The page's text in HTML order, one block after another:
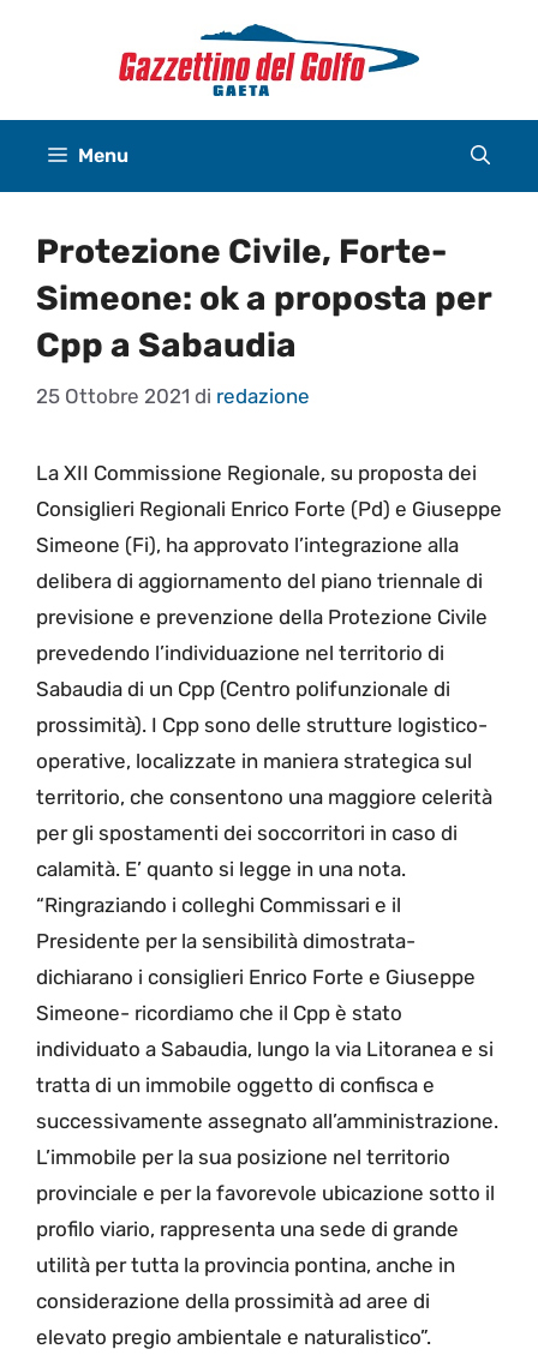
Menu
Protezione Civile, Forte-
Simeone: ok a proposta per
Cpp a Sabaudia
25 Ottobre 2021 di redazione
La XII Commissione Regionale, su proposta dei
Consiglieri Regionali Enrico Forte (Pd) e Giuseppe
Simeone (Fi), ha approvato l’integrazione alla
delibera di aggiornamento del piano triennale di
previsione e prevenzione della Protezione Civile
prevedendo l’individuazione nel territorio di
Sabaudia di un Cpp (Centro polifunzionale di
prossimità). I Cpp sono delle strutture logistico-
operative, localizzate in maniera strategica sul
territorio, che consentono una maggiore celerità
per gli spostamenti dei soccorritori in caso di
calamità. E’ quanto si legge in una nota.
“Ringraziando i colleghi Commissari e il
Presidente per la sensibilità dimostrata-
dichiarano i consiglieri Enrico Forte e Giuseppe
Simeone- ricordiamo che il Cpp è stato
individuato a Sabaudia, lungo la via Litoranea e si
tratta di un immobile oggetto di confisca e
successivamente assegnato all’amministrazione.
L’immobile per la sua posizione nel territorio
provinciale e per la favorevole ubicazione sotto il
profilo viario, rappresenta una sede di grande
utilità per tutta la provincia pontina, anche in
considerazione della prossimità ad aree di
elevato pregio ambientale e naturalistico”.